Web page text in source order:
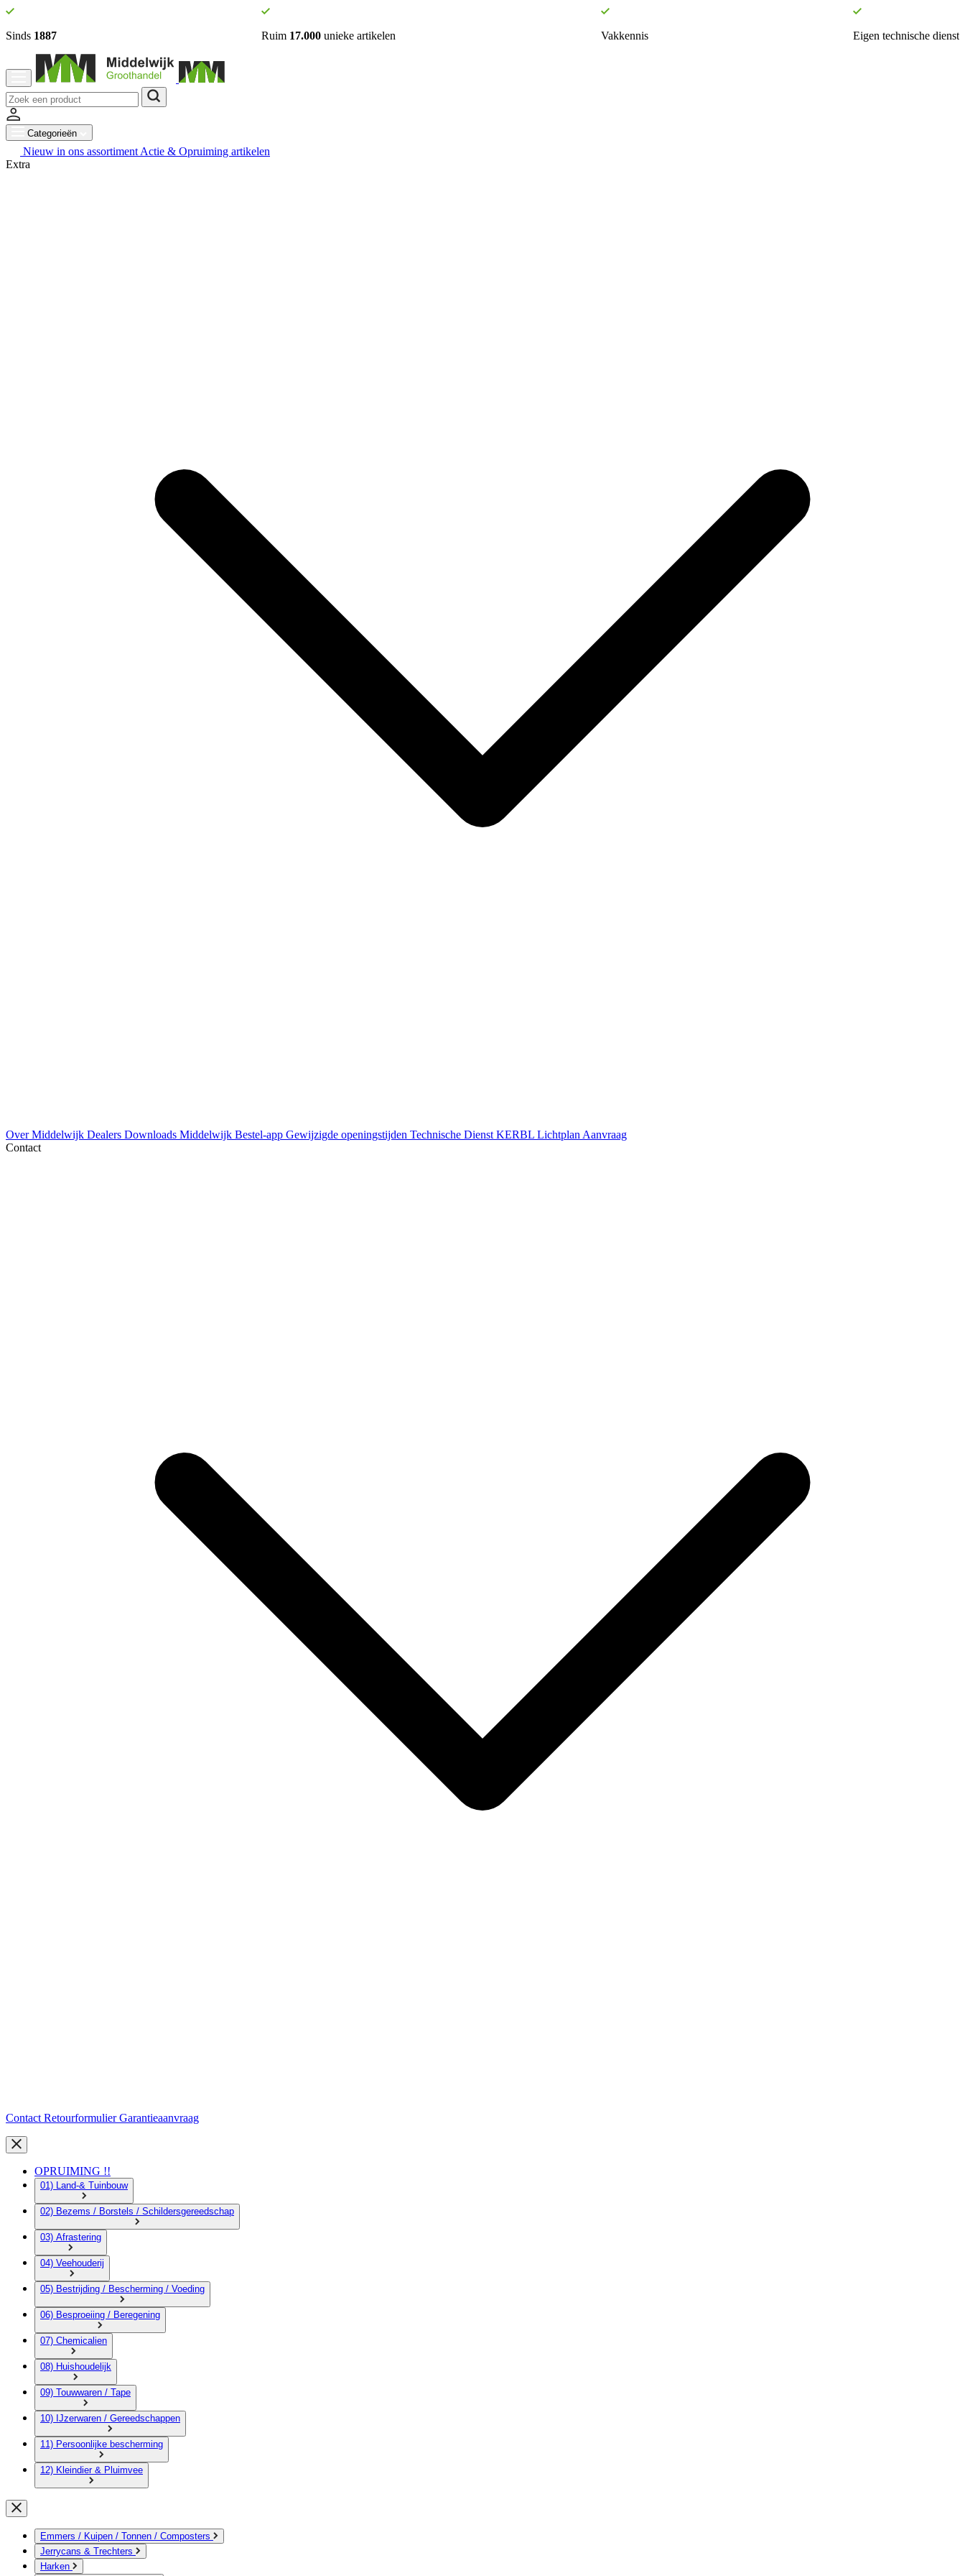
Sinds 1887 Ruim 17.000 unieke artikelen Vakkennis Eigen technische dienst
Categorieën
Nieuw in ons assortiment Actie & Opruiming artikelen
Extra
Over Middelwijk Dealers Downloads Middelwijk Bestel-app Gewijzigde openingstijden Technische Dienst KERBL Lichtplan Aanvraag
Contact
Contact RetourformulierGarantieaanvraag
OPRUIMING !!
01) Land-& Tuinbouw
02) Bezems / Borstels / Schildersgereedschap
03) Afrastering
04) Veehouderij
05) Bestrijding / Bescherming / Voeding
06) Besproeiing / Beregening
07) Chemicalien
08) Huishoudelijk
09) Touwwaren / Tape
10) IJzerwaren / Gereedschappen
11) Persoonlijke bescherming
12) Kleindier & Pluimvee
Emmers / Kuipen / Tonnen / Composters
Jerrycans & Trechters
Harken